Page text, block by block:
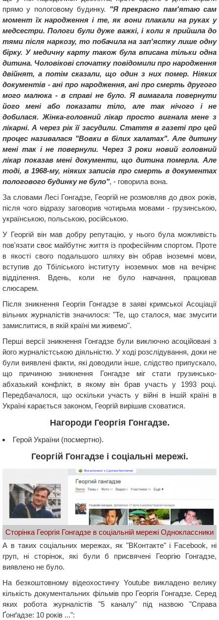
прямо у пологовому будинку. "Я прекрасно пам'ятаю сам
момент їх народження і те, як вони плакали на руках у
медсестри. Пологи були дуже важкі, і коли я прийшла до
тями після наркозу, то побачила на зап'ястку лише одну
бірку. У медичну карту також була вписана тільки одна
дитина. Чоловікові спочатку повідомили про народження
двійнят, а потім сказали, що один з них помер. Ніяких
документів - ані про народження, ані про смерть другого
мого малюка - в справі не було. Я вимагала повернути
його мені або показати тіло, але так нічого і не
добилася. Жінка-головний лікар просто вигнала мене з
лікарні. А через рік її засудили. Стаття в газеті про цей
процес називалася "Вовки в білих халатах". Але дитину
мені так і не повернули. Через 3 роки новий головний
лікар показав мені документи, що дитина померла. Але
тоді, в 1968-му, ніяких записів про смерть в документах
пологового будинку не було", - говорила вона.
За словами Лесі Гонгадзе, Георгій не розмовляв до двох років,
після чого відразу заговорив чотирьма мовами - грузинською,
українською, польською, російською.
У Георгій він мав добру репутацію, у нього була можливість
пов'язати своє майбутнє життя із професійним спортом. Проте
в якості свого подальшого шляху він обрав іноземні мови,
вступив до Тбіліського інституту іноземних мов на вечірнє
відділення. Вдень, коли не було навчання, працював
слюсарем.
Після зникнення Георгія Гонгадзе в заяві кримської Асоціації
вільних журналістів значилося: "Те, що сталося, має змусити
замислитися, в якій країні ми живемо".
Перші версії зникнення Гонгадзе були виключно асоційовані з
його журналістською діяльністю. У ході розслідування, доки не
були виявлені факти, які доводили інше, слідство припускало,
що причиною зникнення Гонгадзе міг стати грузинсько-
абхазький конфлікт, в якому він брав участь у 1993 році.
Передбачалося, що оскільки участь у війні в іншій країні в
Україні карається законом, Георгій вирішив сховатися.
Нагороди Георгія Гонгадзе.
Герой України (посмертно).
Георгій Гонгадзе і соціальні мережі.
Сторінка Георгія Гонгадзе в соціальній мережі Одноклассники
А в таких соціальних мережах, як "ВКонтакте" і Facebook, ні
груп, ні сторінок, які були б присвячені Георгію Гонгадзе,
виявлено не було.
На безкоштовному відеохостингу Youtube викладено велику
кількість документальних фільмів про Георгія Гонгадзе. Серед
яких робота журналістів "5 каналу" під назвою "Справа
Ґонґадзе: 10 років ...":